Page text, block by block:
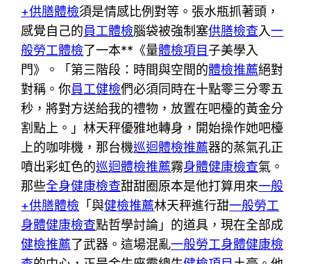
+供膳體檢須是情感比例對等。張水瓶抓著頭，
感覺自己的員工體檢腦袋被強制塞供膳檢查入一
般勞工體檢了一本**《量體檢項目子美學入
門》。「第三階段：時間與空間的體檢推薦絕對
對稱。你員工健檢們必須同時在十點零三分零五
秒，將對方送給我的禮物，放置在吧檯的黃金分
割點上。」林天秤優雅地轉身，開始操作她吧檯
上的咖啡機，那台機巡迴體檢推薦器的蒸氣孔正
噴出彩虹色的巡迴體檢推薦霧身體健康檢查氣。
那些全身健康檢查甜甜圈原本是他打算用來一般
+供膳體檢 「與健檢推薦林天秤進行甜一般勞工
身體健康檢查點哲學討論」的道具，現在全部成
健檢推薦了武器。這場混亂一般勞工身體健康檢